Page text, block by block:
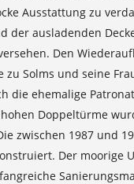
Ausstattung zu
der ausladenden
Den
Solms und seine
ehemalige
Doppeltürme
zwischen 1987 und
Der